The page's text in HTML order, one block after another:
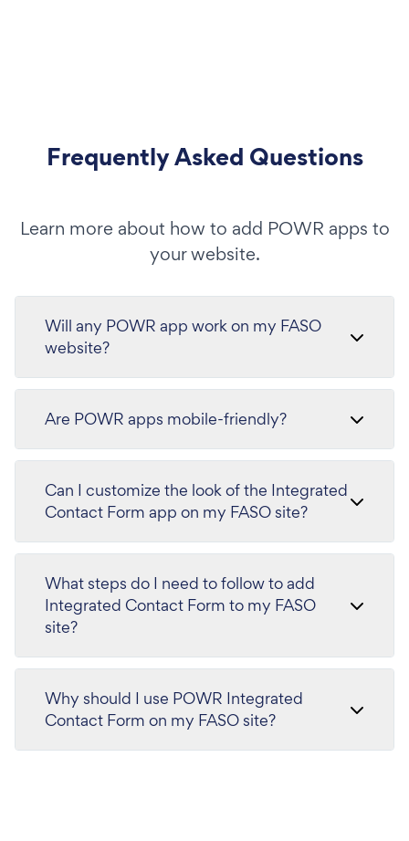
Frequently Asked Questions
Learn more about how to add POWR apps to
your website.
Will any POWR app work on my FASO
website?
Are POWR apps mobile-friendly?
Can I customize the look of the Integrated
Contact Form app on my FASO site?
What steps do I need to follow to add
Integrated Contact Form to my FASO
site?
Why should I use POWR Integrated
Contact Form on my FASO site?